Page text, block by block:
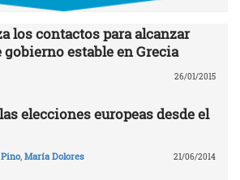
los contactos para alcanzar
estable en Grecia
26/01/2015
elecciones europeas desde el
, María Dolores
21/06/2014